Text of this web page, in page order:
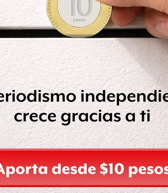
le dijo que la vio pasar,
cuadra de su casa. “En la
pero nadie vio nada, no
Angélica.
en la investigación:
la denuncia pasó del
los Delitos de Violencia
casos de trata,
dijeron que no
para considerar que el
es decir, a la fiscalía
se comenzó a investigar
de Ecatepec donde la